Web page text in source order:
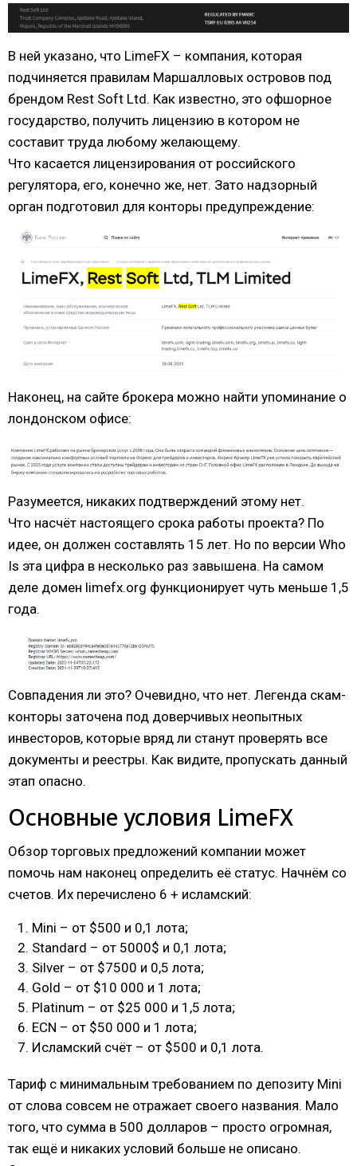
В ней указано, что LimeFX – компания, которая
подчиняется правилам Маршалловых островов под
брендом Rest Soft Ltd. Как известно, это офшорное
государство, получить лицензию в котором не
составит труда любому желающему.
Что касается лицензирования от российского
регулятора, его, конечно же, нет. Зато надзорный
орган подготовил для конторы предупреждение:
Наконец, на сайте брокера можно найти упоминание о
лондонском офисе:
Разумеется, никаких подтверждений этому нет.
Что насчёт настоящего срока работы проекта? По
идее, он должен составлять 15 лет. Но по версии Who
Is эта цифра в несколько раз завышена. На самом
деле домен limefx.org функционирует чуть меньше 1,5
года.
Совпадения ли это? Очевидно, что нет. Легенда скам-
конторы заточена под доверчивых неопытных
инвесторов, которые вряд ли станут проверять все
документы и реестры. Как видите, пропускать данный
этап опасно.
Основные условия LimeFX
Обзор торговых предложений компании может
помочь нам наконец определить её статус. Начнём со
счетов. Их перечислено 6 + исламский:
Mini – от $500 и 0,1 лота;
Standard – от 5000$ и 0,1 лота;
Silver – от $7500 и 0,5 лота;
Gold – от $10 000 и 1 лота;
Platinum – от $25 000 и 1,5 лота;
ECN – от $50 000 и 1 лота;
Исламский счёт – от $500 и 0,1 лота.
Тариф с минимальным требованием по депозиту Mini
от слова совсем не отражает своего названия. Мало
того, что сумма в 500 долларов – просто огромная,
так ещё и никаких условий больше не описано.